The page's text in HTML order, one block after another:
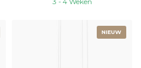
3 - 4 Weken
NIEUW